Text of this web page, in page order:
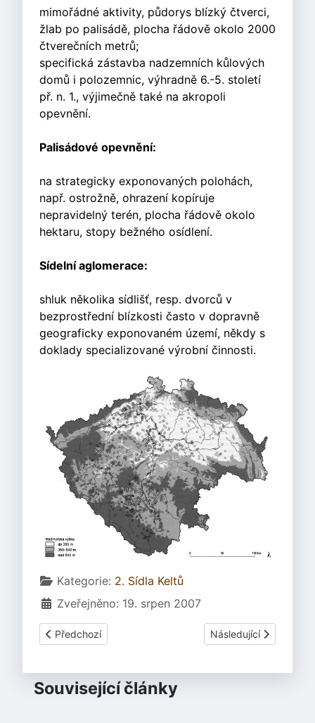
mimořádné aktivity, půdorys blízký čtverci,
žlab po palisádě, plocha řádově okolo 2000
čtverečních metrů;
specifická zástavba nadzemních kůlových
domů i polozemnic, výhradně 6.-5. století
př. n. 1., výjimečně také na akropoli
opevnění.
Palisádové opevnění:
na strategicky exponovaných polohách,
např. ostrožně, ohrazení kopíruje
nepravidelný terén, plocha řádově okolo
hektaru, stopy bežného osídlení.
Sídelní aglomerace:
shluk několika sídlišť, resp. dvorců v
bezprostřední blízkosti často v dopravně
geograficky exponovaném území, někdy s
doklady specializované výrobní činnosti.
Základní údaje
Kategorie: 2. Sídla Keltů
Zveřejněno: 19. srpen 2007
Předchozí článek: 2.3 Hradiště, oppida a další zástavby
Předchozí Další článek: 2.5.2
Následující
Související články